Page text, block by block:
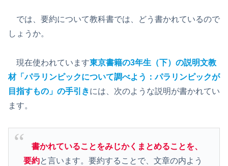
では、要約について教科書では、どう書かれているので
しょうか。
現在使われています東京書籍の3年生（下）の説明文教
材「パラリンピックについて調べよう：パラリンピックが
目指すもの」の手引きには、次のような説明が書かれてい
ます。
書かれていることをみじかくまとめることを、
要約と言います。要約することで、文章の内よう